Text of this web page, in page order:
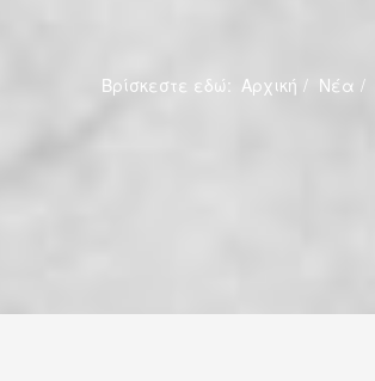
Βρίσκεστε εδώ: Αρχική Νέα